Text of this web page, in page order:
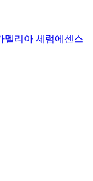
리아 세럼에센스